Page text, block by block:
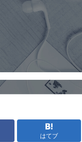
はてブ